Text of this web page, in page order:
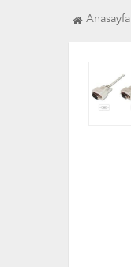
Anasayfa